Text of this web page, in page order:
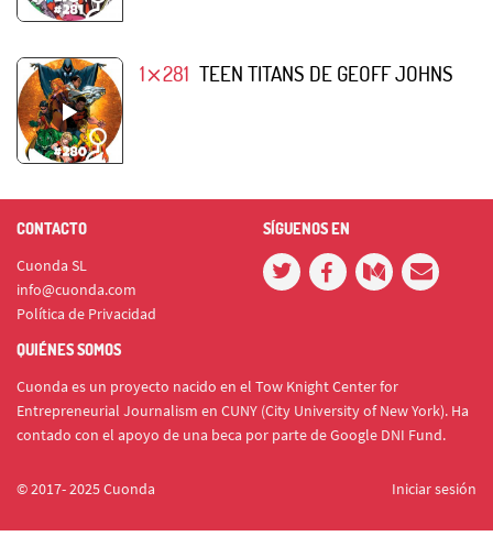
1⨯281 TEEN TITANS DE GEOFF JOHNS
CONTACTO
Cuonda SL
info@cuonda.com
Política de Privacidad
SÍGUENOS EN
QUIÉNES SOMOS
Cuonda es un proyecto nacido en el Tow Knight Center for
Entrepreneurial Journalism en CUNY (City University of New York). Ha
contado con el apoyo de una beca por parte de Google DNI Fund.
© 2017- 2025 Cuonda Iniciar sesión